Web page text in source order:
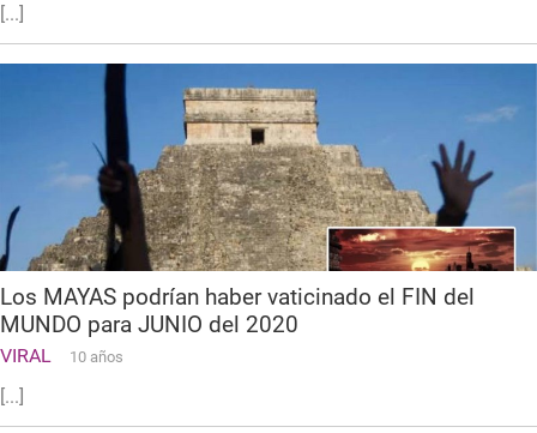
[...]
Los MAYAS podrían haber vaticinado el FIN del
MUNDO para JUNIO del 2020
VIRAL 10 años
[...]